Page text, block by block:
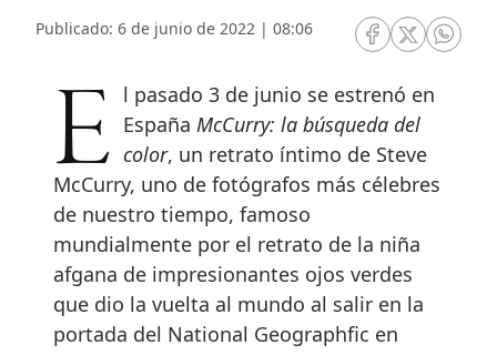
Publicado: 6 de junio de 2022 | 08:06
RRSS Facebook
RRSSRRSS
El pasado 3 de junio se estrenó en EspañaMcCurry: la búsqueda del
color, un retrato íntimo de Steve
McCurry, uno de fotógrafos más célebres
de nuestro tiempo, famoso
mundialmente por el retrato de la niña
afgana de impresionantes ojos verdes
que dio la vuelta al mundo al salir en la
portada del National Geographfic en